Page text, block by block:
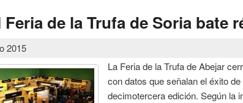
Feria de la Trufa de Soria bate
2015
La Feria de la Trufa de Abejar
con datos que señalan el éxito
decimotercera edición. Según la